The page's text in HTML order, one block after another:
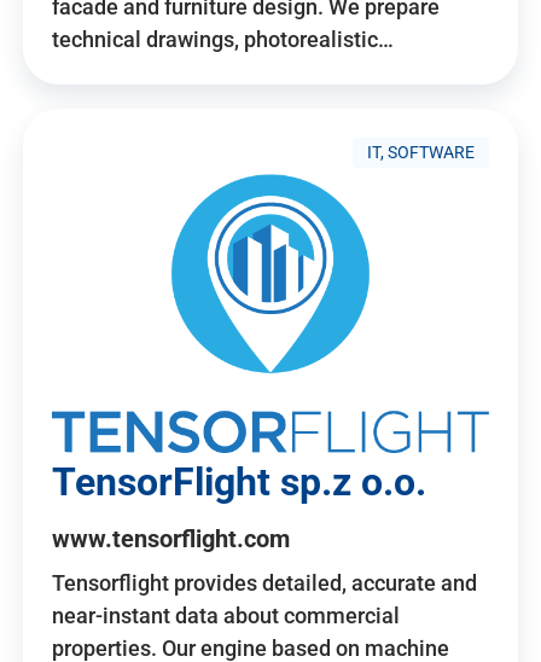
facade and furniture design. We prepare
technical drawings, photorealistic…
IT, SOFTWARE
TensorFlight sp.z o.o.
www.tensorflight.com
Tensorflight provides detailed, accurate and
near-instant data about commercial
properties. Our engine based on machine